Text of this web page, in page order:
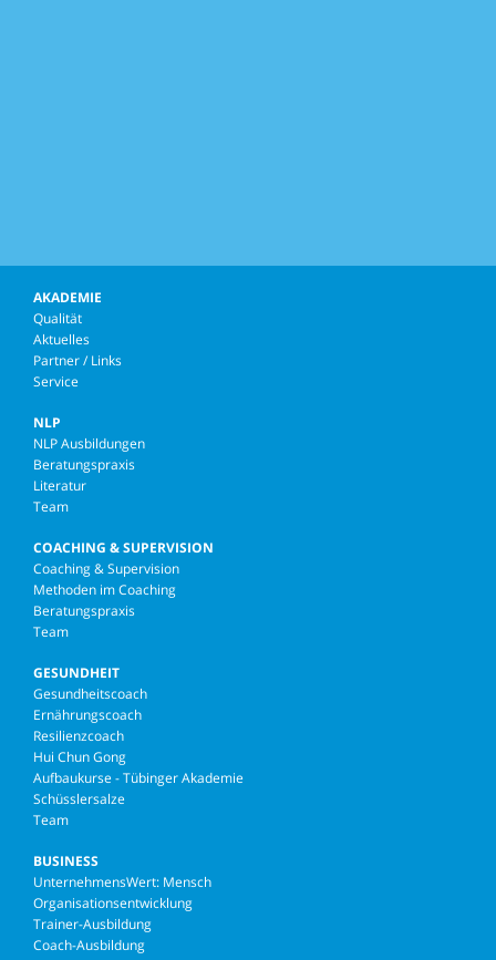
AKADEMIE
Qualität
Aktuelles
Partner / Links
Service
NLP
NLP Ausbildungen
Beratungspraxis
Literatur
Team
COACHING & SUPERVISION
Coaching & Supervision
Methoden im Coaching
Beratungspraxis
Team
GESUNDHEIT
Gesundheitscoach
Ernährungscoach
Resilienzcoach
Hui Chun Gong
Aufbaukurse - Tübinger Akademie
Schüsslersalze
Team
BUSINESS
UnternehmensWert: Mensch
Organisationsentwicklung
Trainer-Ausbildung
Coach-Ausbildung